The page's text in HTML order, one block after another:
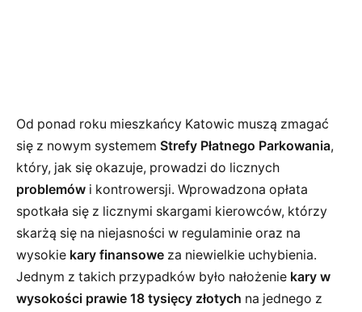
Od ponad roku mieszkańcy Katowic muszą zmagać
się z nowym systemem Strefy Płatnego Parkowania,
który, jak się okazuje, prowadzi do licznych
problemów i kontrowersji. Wprowadzona opłata
spotkała się z licznymi skargami kierowców, którzy
skarżą się na niejasności w regulaminie oraz na
wysokie kary finansowe za niewielkie uchybienia.
Jednym z takich przypadków było nałożenie kary w
wysokości prawie 18 tysięcy złotych na jednego z